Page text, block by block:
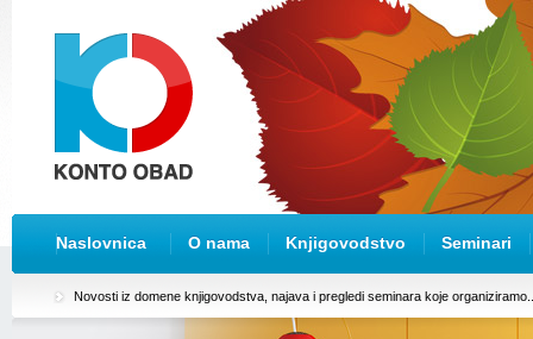
Naslovnica O nama Knjigovodstvo Seminari
Novosti iz domene knjigovodstva, najava i pregledi seminara koje